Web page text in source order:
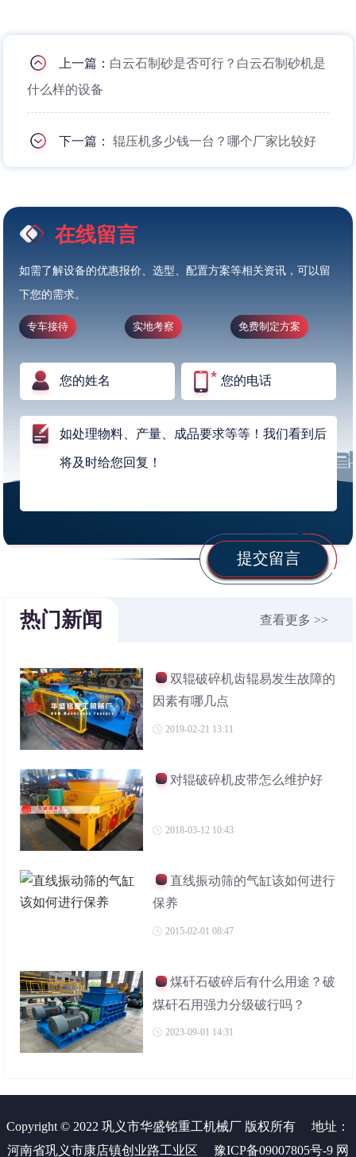
上一篇： 白云石制砂是否可行？白云石制砂机是
什么样的设备
下一篇：辊压机多少钱一台？哪个厂家比较好
在线留言
如需了解设备的优惠报价、选型、配置方案等相关资讯，可以留
下您的需求。
专车接待 实地考察 免费制定方案
提交留言
热门新闻 查看更多 >>
双辊破碎机齿辊易发生故障的
因素有哪几点
2019-02-21 13:11
对辊破碎机皮带怎么维护好
2018-03-12 10:43
直线振动筛的气缸该如何进行
保养
2015-02-01 08:47
煤矸石破碎后有什么用途？破
煤矸石用强力分级破行吗？
2023-09-01 14:31
Copyright © 2022 巩义市华盛铭重工机械厂 版权所有
地址：
河南省巩义市康店镇创业路工业区
豫ICP备09007805号-9 网